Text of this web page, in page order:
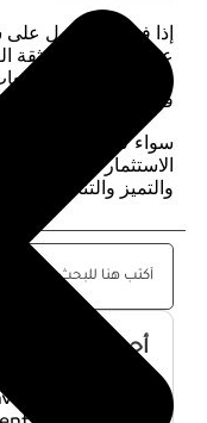
إذا فوائد الحصول
عدة وأهمها زيادة ثقة
وعالمية وزيادة
في المؤسسات
سواء كنت تدير شركة
والتميز والتنافسية
أحدث المقالات